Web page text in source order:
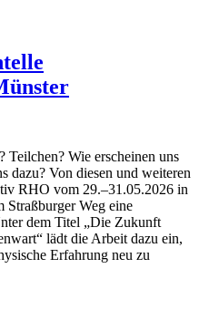
Teilchen? Wie erscheinen uns
dazu? Von diesen und weiteren
RHO vom 29.–31.05.2026 in
Straßburger Weg eine
dem Titel „Die Zukunft
lädt die Arbeit dazu ein,
Erfahrung neu zu